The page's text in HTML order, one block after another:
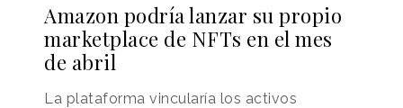
Amazon podría lanzar su propio
marketplace de NFTs en el mes
de abril
La plataforma vincularía los activos